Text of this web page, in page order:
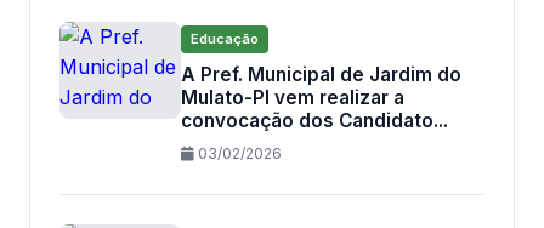
Educação
A Pref. Municipal de Jardim do
Mulato-PI vem realizar a
convocação dos Candidato...
03/02/2026